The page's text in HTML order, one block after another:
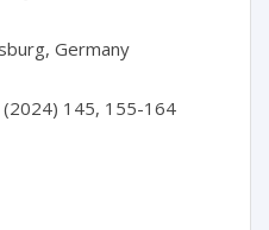
Germany
(2024) 145, 155-164